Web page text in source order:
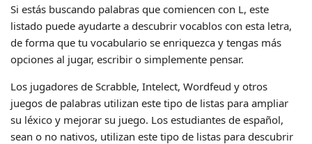
Si estás buscando palabras que comiencen con L, este
listado puede ayudarte a descubrir vocablos con esta letra,
de forma que tu vocabulario se enriquezca y tengas más
opciones al jugar, escribir o simplemente pensar.
Los jugadores de Scrabble, Intelect, Wordfeud y otros
juegos de palabras utilizan este tipo de listas para ampliar
su léxico y mejorar su juego. Los estudiantes de español,
sean o no nativos, utilizan este tipo de listas para descubrir